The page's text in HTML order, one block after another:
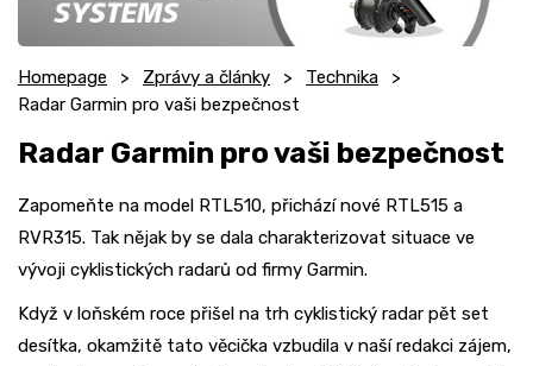
Homepage Zprávy a články
Technika
Radar Garmin pro vaši bezpečnost
Radar Garmin pro vaši bezpečnost
Zapomeňte na model RTL510, přichází nové RTL515 a
RVR315. Tak nějak by se dala charakterizovat situace ve
vývoji cyklistických radarů od firmy Garmin.
Když v loňském roce přišel na trh cyklistický radar pět set
desítka, okamžitě tato věcička vzbudila v naší redakci zájem,